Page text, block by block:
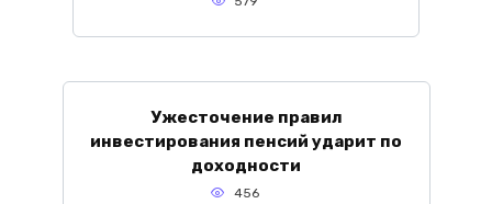
Ужесточение правил
инвестирования пенсий ударит по
доходности
456